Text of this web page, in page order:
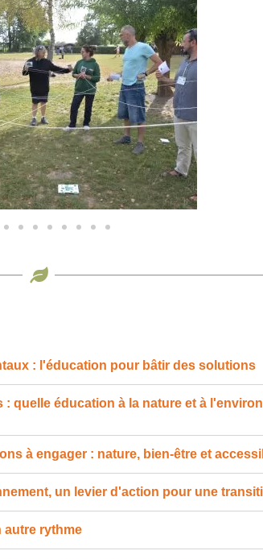
: l'éducation pour bâtir des solutions
: quelle éducation à la nature et à
à engager : nature, bien-être et
un levier d'action pour une
autre rythme